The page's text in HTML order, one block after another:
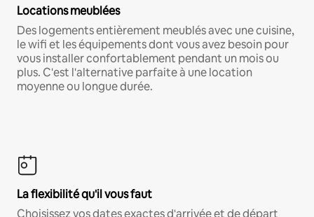
Locations meublées
Des logements entièrement meublés avec une cuisine,
le wifi et les équipements dont vous avez besoin pour
vous installer confortablement pendant un mois ou
plus. C'est l'alternative parfaite à une location
moyenne ou longue durée.
La flexibilité qu'il vous faut
Choisissez vos dates exactes d'arrivée et de départ